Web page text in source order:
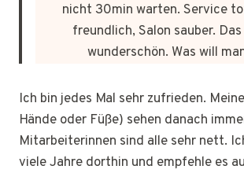
nicht 30min warten. Service
freundlich, Salon sauber.
wunderschön. Was will
Ich bin jedes Mal sehr zufrieden.
Hände oder Füße) sehen danach
Mitarbeiterinnen sind alle sehr nett.
viele Jahre dorthin und empfehle es